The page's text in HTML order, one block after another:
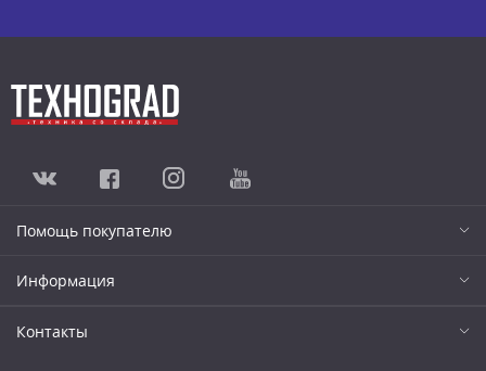
Помощь покупателю
Информация
Контакты